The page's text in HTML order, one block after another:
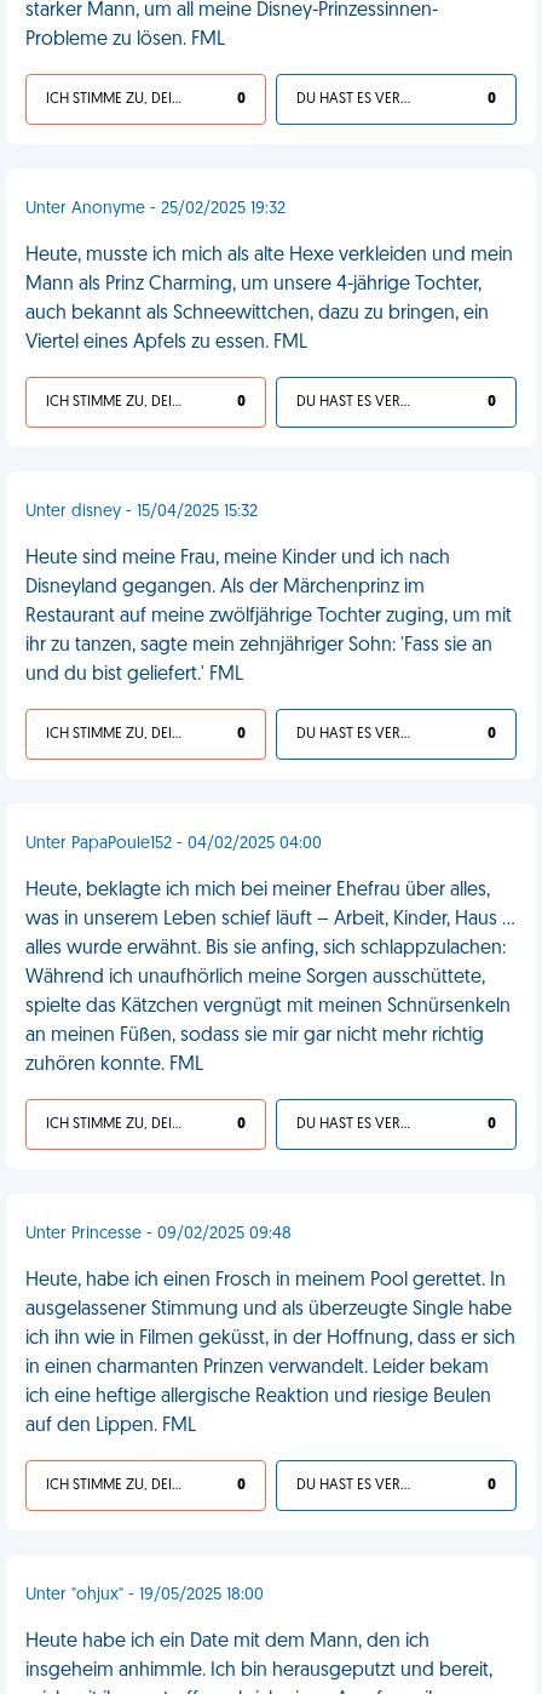
starker Mann, um all meine Disney-Prinzessinnen-
Probleme zu lösen. FML
ICH STIMME ZU, DEIN LEBEN IST SCHEISSE 0 DU HAST ES VERDIENT 0
Unter Anonyme - 25/02/2025 19:32
Heute, musste ich mich als alte Hexe verkleiden und mein
Mann als Prinz Charming, um unsere 4-jährige Tochter,
auch bekannt als Schneewittchen, dazu zu bringen, ein
Viertel eines Apfels zu essen. FML
ICH STIMME ZU, DEIN LEBEN IST SCHEISSE 0 DU HAST ES VERDIENT 0
Unter disney - 15/04/2025 15:32
Heute sind meine Frau, meine Kinder und ich nach
Disneyland gegangen. Als der Märchenprinz im
Restaurant auf meine zwölfjährige Tochter zuging, um mit
ihr zu tanzen, sagte mein zehnjähriger Sohn: 'Fass sie an
und du bist geliefert.' FML
ICH STIMME ZU, DEIN LEBEN IST SCHEISSE 0 DU HAST ES VERDIENT 0
Unter PapaPoule152 - 04/02/2025 04:00
Heute, beklagte ich mich bei meiner Ehefrau über alles,
was in unserem Leben schief läuft – Arbeit, Kinder, Haus …
alles wurde erwähnt. Bis sie anfing, sich schlappzulachen:
Während ich unaufhörlich meine Sorgen ausschüttete,
spielte das Kätzchen vergnügt mit meinen Schnürsenkeln
an meinen Füßen, sodass sie mir gar nicht mehr richtig
zuhören konnte. FML
ICH STIMME ZU, DEIN LEBEN IST SCHEISSE 0 DU HAST ES VERDIENT 0
Unter Princesse - 09/02/2025 09:48
Heute, habe ich einen Frosch in meinem Pool gerettet. In
ausgelassener Stimmung und als überzeugte Single habe
ich ihn wie in Filmen geküsst, in der Hoffnung, dass er sich
in einen charmanten Prinzen verwandelt. Leider bekam
ich eine heftige allergische Reaktion und riesige Beulen
auf den Lippen. FML
ICH STIMME ZU, DEIN LEBEN IST SCHEISSE 0 DU HAST ES VERDIENT 0
Unter "ohjux" - 19/05/2025 18:00
Heute habe ich ein Date mit dem Mann, den ich
insgeheim anhimmle. Ich bin herausgeputzt und bereit,